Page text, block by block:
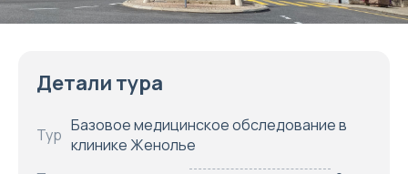
Детали тура
Тур Базовое медицинское обследование в
клинике Женолье